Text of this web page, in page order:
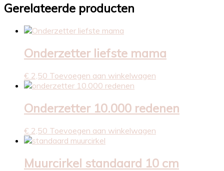
Gerelateerde producten
Onderzetter liefste mama
€ 2,50 Toevoegen aan winkelwagen
Onderzetter 10.000 redenen
€ 2,50 Toevoegen aan winkelwagen
Muurcirkel standaard 10 cm